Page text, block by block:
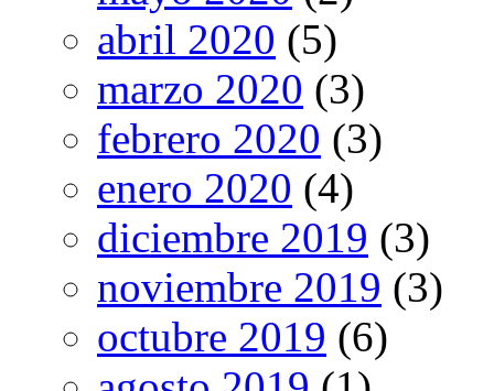
abril 2020 (5)
marzo 2020 (3)
febrero 2020 (3)
enero 2020 (4)
diciembre 2019 (3)
noviembre 2019 (3)
octubre 2019 (6)